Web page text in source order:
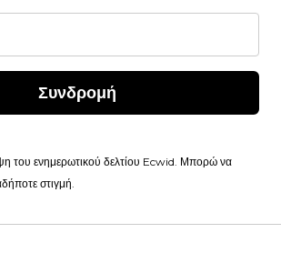
Συνδρομή
του ενημερωτικού δελτίου Ecwid. Μπορώ να
στιγμή.